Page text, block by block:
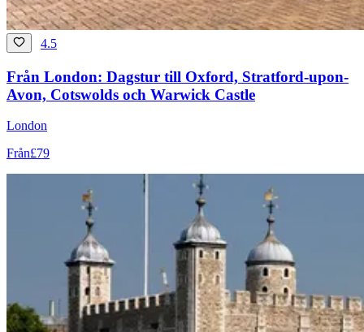
4.5
Från London: Dagstur till Oxford, Stratford-upon-
Avon, Cotswolds och Warwick Castle
London
Från£79